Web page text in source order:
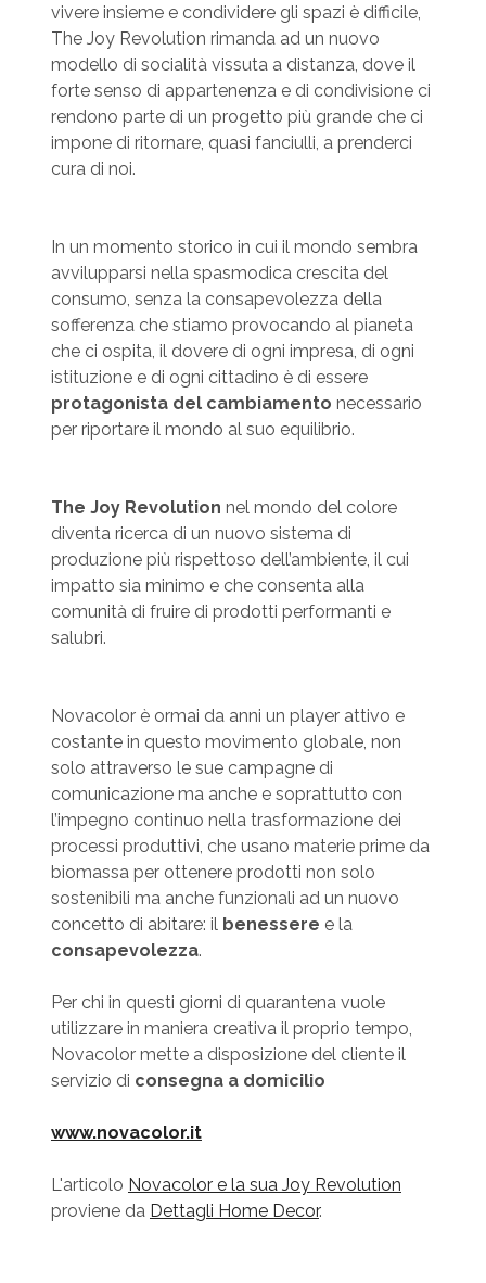
vivere insieme e condividere gli spazi è difficile,
The Joy Revolution rimanda ad un nuovo
modello di socialità vissuta a distanza, dove il
forte senso di appartenenza e di condivisione ci
rendono parte di un progetto più grande che ci
impone di ritornare, quasi fanciulli, a prenderci
cura di noi.
In un momento storico in cui il mondo sembra
avvilupparsi nella spasmodica crescita del
consumo, senza la consapevolezza della
sofferenza che stiamo provocando al pianeta
che ci ospita, il dovere di ogni impresa, di ogni
istituzione e di ogni cittadino è di essere
protagonista del cambiamento necessario
per riportare il mondo al suo equilibrio.
The Joy Revolution nel mondo del colore
diventa ricerca di un nuovo sistema di
produzione più rispettoso dell’ambiente, il cui
impatto sia minimo e che consenta alla
comunità di fruire di prodotti performanti e
salubri.
Novacolor è ormai da anni un player attivo e
costante in questo movimento globale, non
solo attraverso le sue campagne di
comunicazione ma anche e soprattutto con
l’impegno continuo nella trasformazione dei
processi produttivi, che usano materie prime da
biomassa per ottenere prodotti non solo
sostenibili ma anche funzionali ad un nuovo
concetto di abitare: il benessere e la
consapevolezza.
Per chi in questi giorni di quarantena vuole
utilizzare in maniera creativa il proprio tempo,
Novacolor mette a disposizione del cliente il
servizio di consegna a domicilio
www.novacolor.it
L'articolo Novacolor e la sua Joy Revolution
proviene da Dettagli Home Decor.